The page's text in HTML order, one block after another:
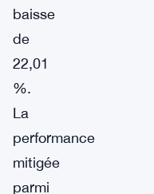
baisse
de
22,01
%.
La
performance
mitigée
parmi